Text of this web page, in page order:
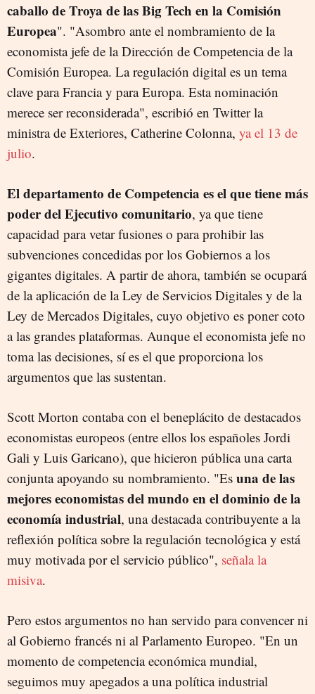
caballo de Troya de las Big Tech en la Comisión
Europea". "Asombro ante el nombramiento de la
economista jefe de la Dirección de Competencia de la
Comisión Europea. La regulación digital es un tema
clave para Francia y para Europa. Esta nominación
merece ser reconsiderada", escribió en Twitter la
ministra de Exteriores, Catherine Colonna, ya el 13 de
julio.
El departamento de Competencia es el que tiene más
poder del Ejecutivo comunitario, ya que tiene
capacidad para vetar fusiones o para prohibir las
subvenciones concedidas por los Gobiernos a los
gigantes digitales. A partir de ahora, también se ocupará
de la aplicación de la Ley de Servicios Digitales y de la
Ley de Mercados Digitales, cuyo objetivo es poner coto
a las grandes plataformas. Aunque el economista jefe no
toma las decisiones, sí es el que proporciona los
argumentos que las sustentan.
Scott Morton contaba con el beneplácito de destacados
economistas europeos (entre ellos los españoles Jordi
Gali y Luis Garicano), que hicieron pública una carta
conjunta apoyando su nombramiento. "Es una de las
mejores economistas del mundo en el dominio de la
economía industrial, una destacada contribuyente a la
reflexión política sobre la regulación tecnológica y está
muy motivada por el servicio público", señala la
misiva.
Pero estos argumentos no han servido para convencer ni
al Gobierno francés ni al Parlamento Europeo. "En un
momento de competencia económica mundial,
seguimos muy apegados a una política industrial